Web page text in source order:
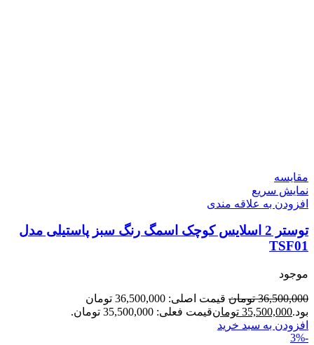
مقايسه
نمایش سریع
افزودن به علاقه مندی
توستر 2 اسلایس کوچک اسمگ رنگ سبز پاستیلی مدل
TSF01
موجود
36,500,000 تومان
قیمت اصلی: 36,500,000 تومان
بود.35,500,000 تومانقیمت فعلی: 35,500,000 تومان.
افزودن به سبد خرید
-3%